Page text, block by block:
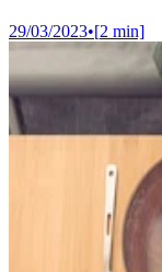
29/03/2023•[2 min]